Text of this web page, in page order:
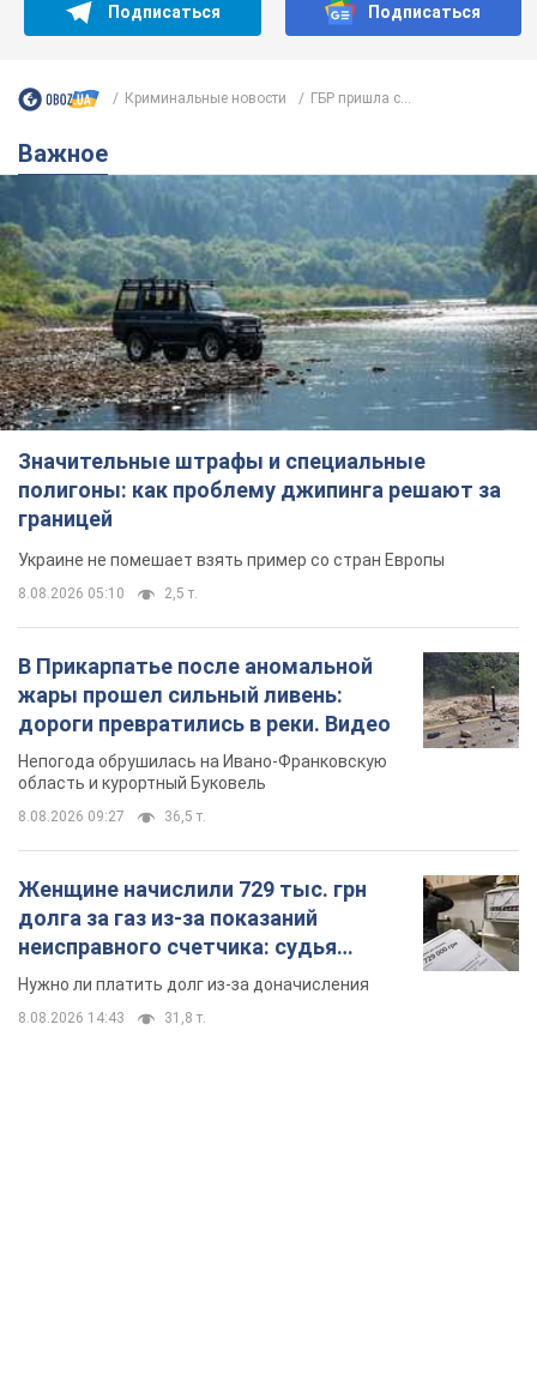
Подписаться Подписаться
Криминальные новости ГБР пришла с...
Важное
Значительные штрафы и специальные
полигоны: как проблему джипинга решают за
границей
Украине не помешает взять пример со стран Европы
8.08.2026 05:10 2,5 т.
В Прикарпатье после аномальной
жары прошел сильный ливень:
дороги превратились в реки. Видео
Непогода обрушилась на Ивано-Франковскую
область и курортный Буковель
8.08.2026 09:27 36,5 т.
Женщине начислили 729 тыс. грн
долга за газ из-за показаний
неисправного счетчика: судья
вынес неожиданное решение
Нужно ли платить долг из-за доначисления
8.08.2026 14:43 31,8 т.